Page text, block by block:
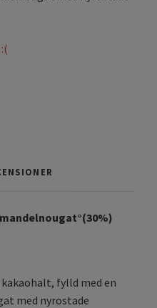
fylld med en
med nyrostade